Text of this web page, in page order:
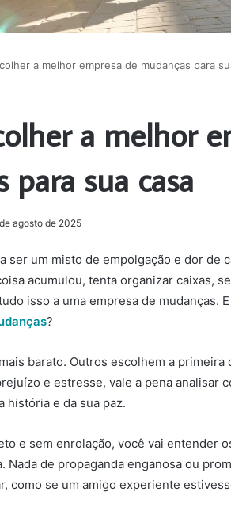
a melhor empresa de mudanças para
a melhor
para sua casa
agosto de 2025
ser um misto de empolgação e dor de
acumulou, tenta organizar caixas,
isso a uma empresa de mudanças.
?
barato. Outros escolhem a
e estresse, vale a pena analisar
história e da sua paz.
e sem enrolação, você vai entender
Nada de propaganda enganosa ou
como se um amigo experiente